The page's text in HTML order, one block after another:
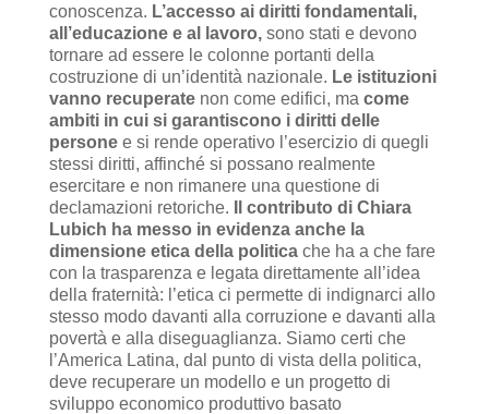
conoscenza. L’accesso ai diritti fondamentali,
all’educazione e al lavoro,sono stati e devono
tornare ad essere le colonne portanti della
costruzione di un’identità nazionale. Le istituzioni
vanno recuperate non come edifici, ma come
ambiti in cui si garantiscono i diritti delle
personee si rende operativo l’esercizio di quegli
stessi diritti, affinché si possano realmente
esercitare e non rimanere una questione di
declamazioni retoriche.
Il contributo di Chiara
Lubich ha messo in evidenza anche la
dimensione etica della politicache ha a che fare
con la trasparenza e legata direttamente all’idea
della fraternità: l’etica ci permette di indignarci allo
stesso modo davanti alla corruzione e davanti alla
povertà e alla diseguaglianza. Siamo certi che
l’America Latina, dal punto di vista della politica,
deve recuperare un modello e un progetto di
sviluppo economico produttivo basato